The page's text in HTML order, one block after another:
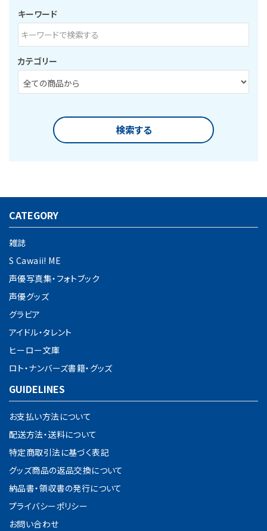
キーワード
カテゴリー
検索する
キーワード
CATEGORY
雑誌
S Cawaii! ME
声優写真集・フォトブック
声優グッズ
グラビア
アイドル・タレント
ヒーロー文庫
ロト・ナンバーズ書籍・グッズ
GUIDELINES
お支払い方法について
配送方法・送料について
特定商取引法に基づく表記
グッズ商品の返品交換について
納品書・領収書の発行について
プライバシーポリシー
お問い合わせ